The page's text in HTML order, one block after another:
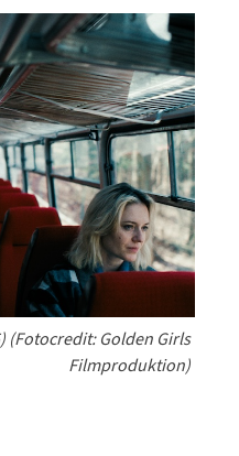
(Fotocredit: Golden Girls
Filmproduktion)